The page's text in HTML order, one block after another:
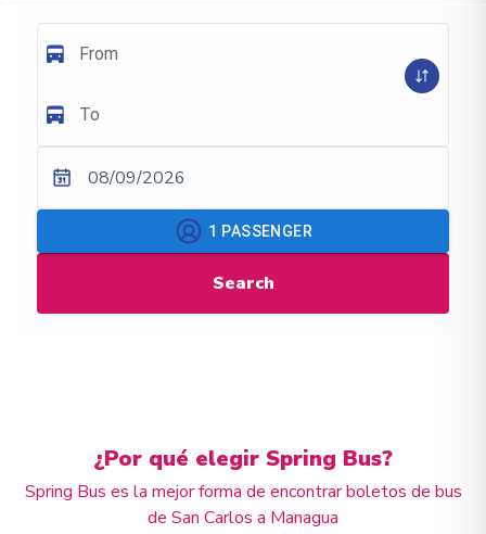
From
To
08/09/2026
1 PASSENGER
Search
¿Por qué elegir Spring Bus?
Spring Bus es la mejor forma de encontrar boletos de bus
de San Carlos a Managua